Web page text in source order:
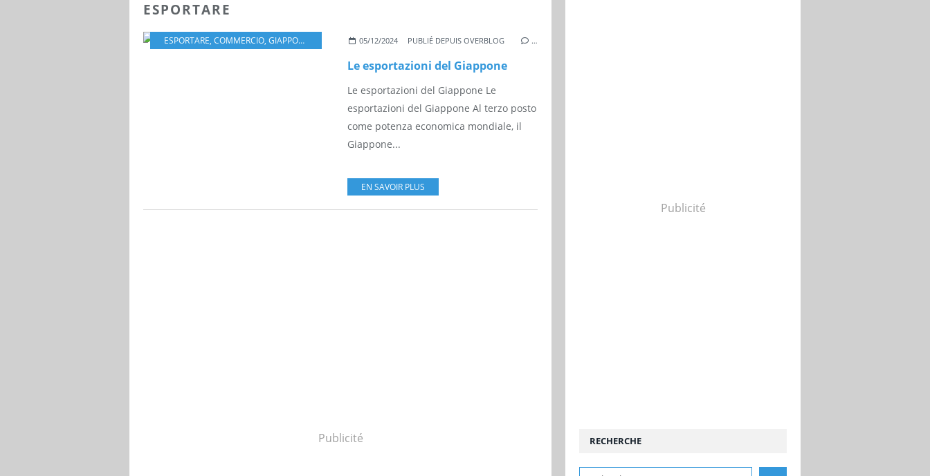
ESPORTARE
ESPORTARE, COMMERCIO, GIAPPONE INDUSTRIA 05/12/2024 PUBLIÉ DEPUIS OVERBLOG …
Le esportazioni del Giappone
Le esportazioni del Giappone Le
esportazioni del Giappone Al terzo posto
come potenza economica mondiale, il
Giappone...
EN SAVOIR PLUS
Publicité
Publicité
RECHERCHE